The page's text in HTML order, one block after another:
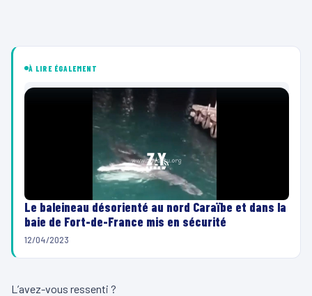
À LIRE ÉGALEMENT
Le baleineau désorienté au nord Caraïbe et dans la
baie de Fort-de-France mis en sécurité
12/04/2023
L’avez-vous ressenti ?